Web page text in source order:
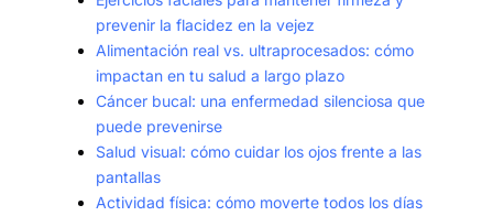
prevenir la flacidez en la vejez
Alimentación real vs. ultraprocesados: cómo
impactan en tu salud a largo plazo
Cáncer bucal: una enfermedad silenciosa que
puede prevenirse
Salud visual: cómo cuidar los ojos frente a las
pantallas
Actividad física: cómo moverte todos los días